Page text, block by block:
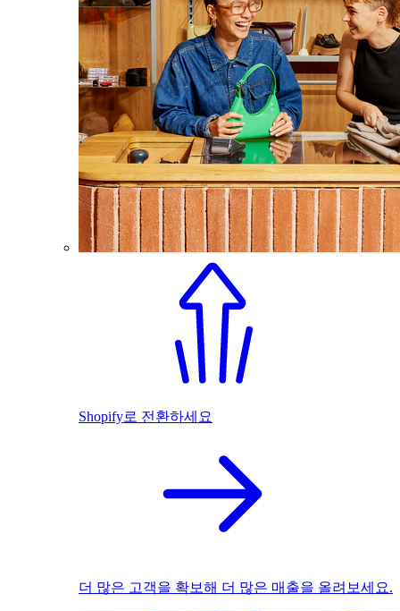
Shopify로 전환하세요
더 많은 고객을 확보해 더 많은 매출을 올려보세요.